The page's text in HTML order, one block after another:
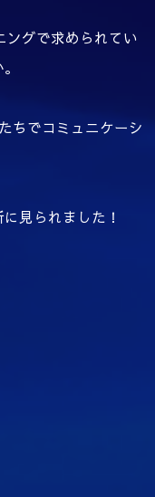
ングで求められてい
ちでコミュニケーシ
見られました！